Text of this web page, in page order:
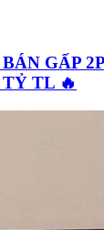
GẤP
TL 🔥